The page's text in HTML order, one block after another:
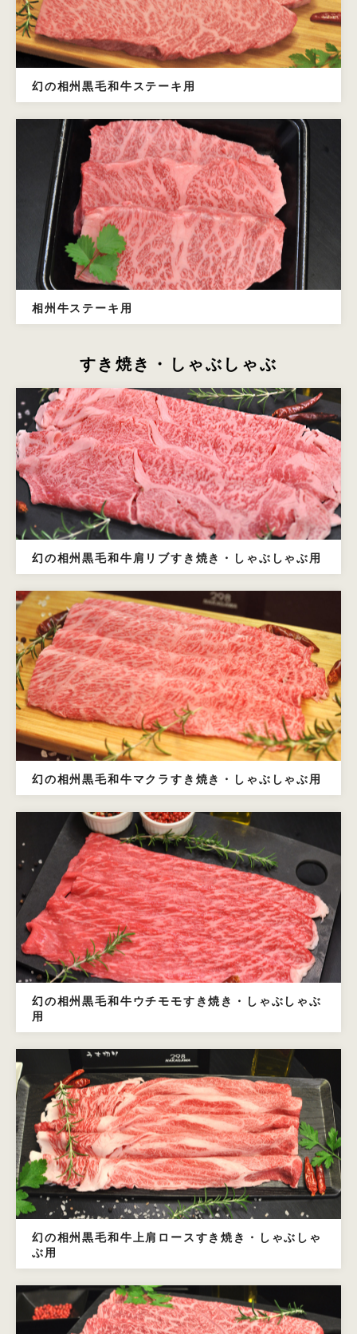
幻の相州黒毛和牛ステーキ用
相州牛ステーキ用
すき焼き・しゃぶしゃぶ
幻の相州黒毛和牛肩リブすき焼き・しゃぶしゃぶ用
幻の相州黒毛和牛マクラすき焼き・しゃぶしゃぶ用
幻の相州黒毛和牛ウチモモすき焼き・しゃぶしゃぶ
用
幻の相州黒毛和牛上肩ロースすき焼き・しゃぶしゃ
ぶ用